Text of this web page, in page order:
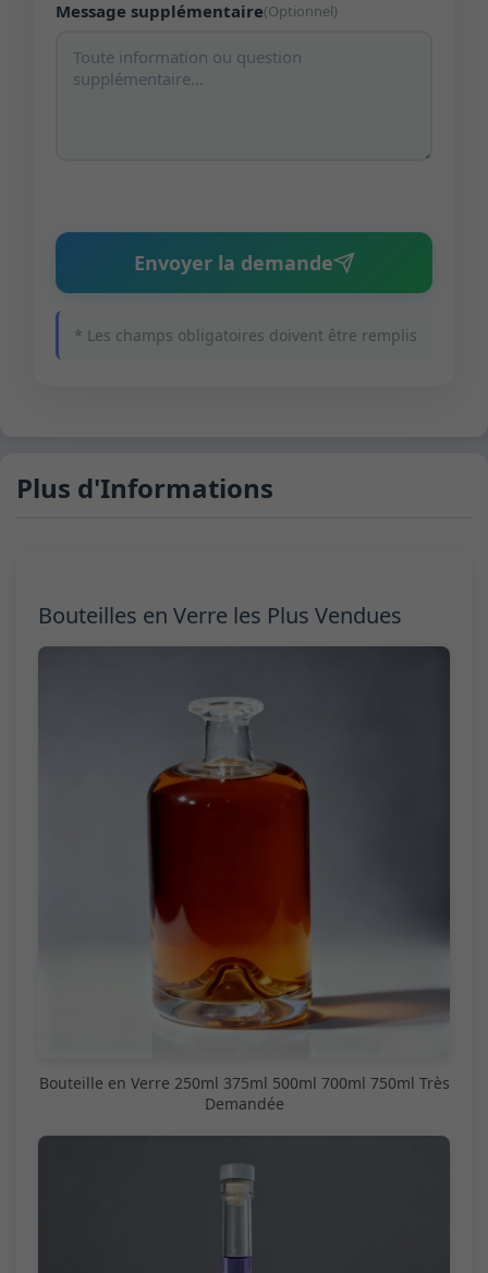
Message supplémentaire(Optionnel)
Envoyer la demande
* Les champs obligatoires doivent être remplis
Plus d'Informations
Bouteilles en Verre les Plus Vendues
Bouteille en Verre 250ml 375ml 500ml 700ml 750ml Très
Demandée